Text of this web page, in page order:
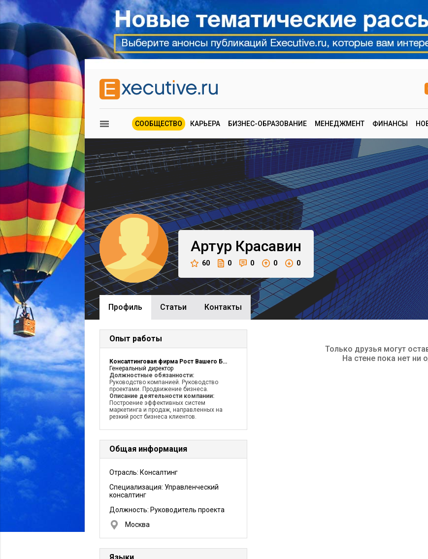
СООБЩЕСТВО КАРЬЕРА БИЗНЕС-ОБРАЗОВАНИЕ МЕНЕДЖМЕНТ ФИНАНСЫ
Артур Красавин
60 0 0 0 0
Профиль Cтатьи Контакты
Опыт работы
Консалтинговая фирма Рост Вашего Бизнеса
Генеральный директор
Должностные обязанности:
Руководство компанией. Руководство
проектами. Продвижение бизнеса.
Описание деятельности компании:
Построение эффективных систем
маркетинга и продаж, направленных на
резкий рост бизнеса клиентов.
Общая информация
Отрасль: Консалтинг
Специализация: Управленческий
консалтинг
Должность: Руководитель проекта
Москва
Только друзья могут
На стене пока нет ни